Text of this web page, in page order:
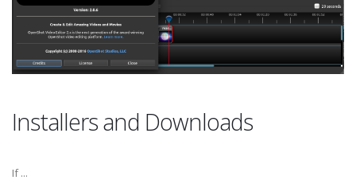
Installers and Downloads
If ...